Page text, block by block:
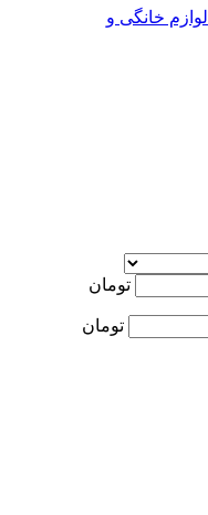
لوازم خانگی و
تومان
تومان